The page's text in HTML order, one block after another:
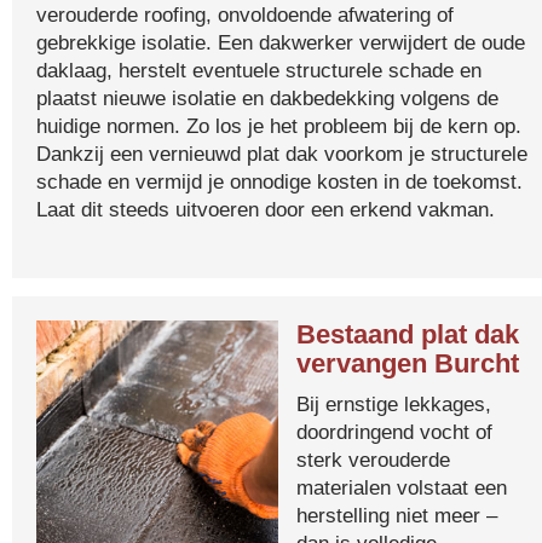
verouderde roofing, onvoldoende afwatering of
gebrekkige isolatie. Een dakwerker verwijdert de oude
daklaag, herstelt eventuele structurele schade en
plaatst nieuwe isolatie en dakbedekking volgens de
huidige normen. Zo los je het probleem bij de kern op.
Dankzij een vernieuwd plat dak voorkom je structurele
schade en vermijd je onnodige kosten in de toekomst.
Laat dit steeds uitvoeren door een erkend vakman.
Bestaand plat dak
vervangen Burcht
Bij ernstige lekkages,
doordringend vocht of
sterk verouderde
materialen volstaat een
herstelling niet meer –